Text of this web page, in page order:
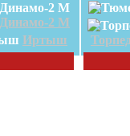
Динамо-2 М
Иртыш